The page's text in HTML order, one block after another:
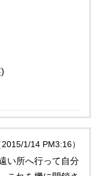
2015/1/14 PM3:16）
い所へ行って自分